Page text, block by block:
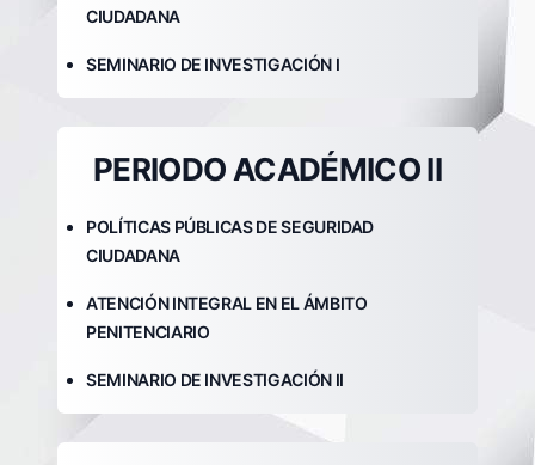
CIUDADANA
SEMINARIO DE INVESTIGACIÓN I
PERIODO ACADÉMICO II
POLÍTICAS PÚBLICAS DE SEGURIDAD
CIUDADANA
ATENCIÓN INTEGRAL EN EL ÁMBITO
PENITENCIARIO
SEMINARIO DE INVESTIGACIÓN II